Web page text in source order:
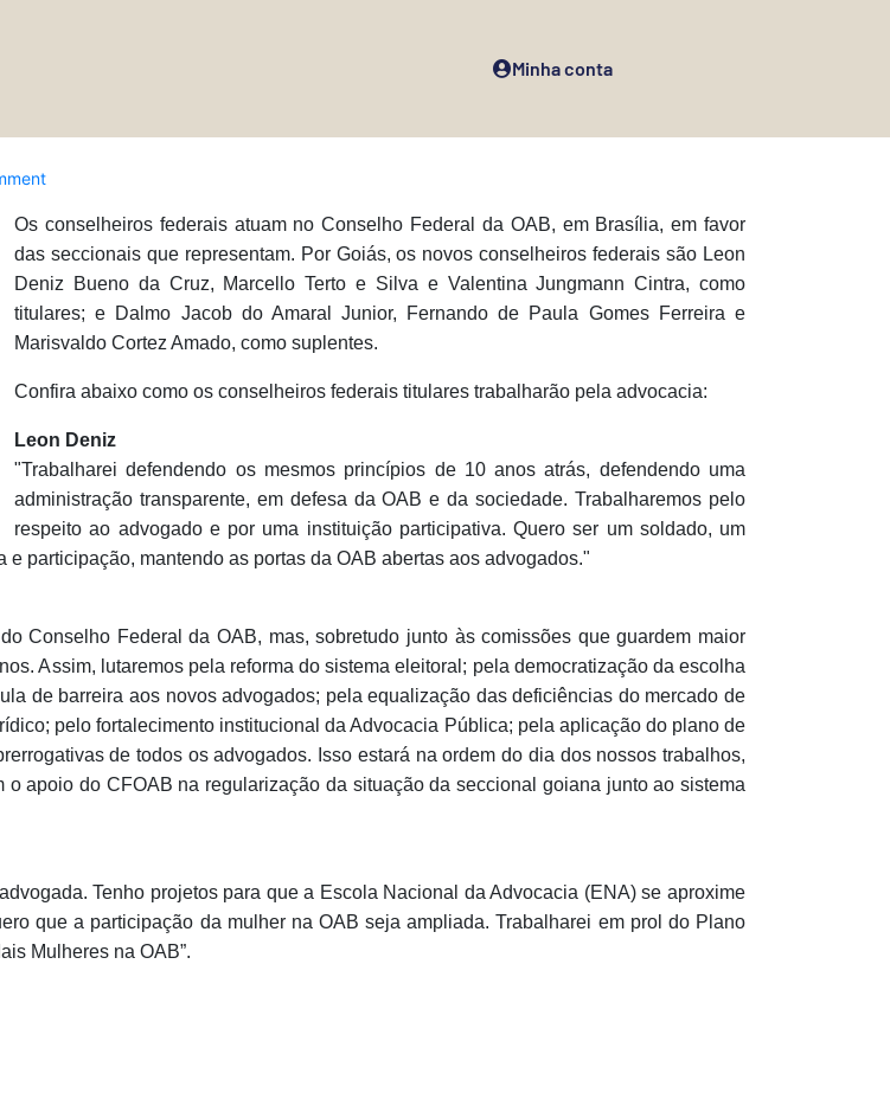
Minha conta
Os conselheiros federais atuam no Conselho Federal da OAB, em Brasília, em favor
das seccionais que representam. Por Goiás, os novos conselheiros federais são Leon
Deniz Bueno da Cruz, Marcello Terto e Silva e Valentina Jungmann Cintra, como
titulares; e Dalmo Jacob do Amaral Junior, Fernando de Paula Gomes Ferreira e
Marisvaldo Cortez Amado, como suplentes.
Confira abaixo como os conselheiros federais titulares trabalharão pela advocacia:
Leon Deniz
"Trabalharei defendendo os mesmos princípios de 10 anos atrás, defendendo uma
administração transparente, em defesa da OAB e da sociedade. Trabalharemos pelo
respeito ao advogado e por uma instituição participativa. Quero ser um soldado, um
participação, mantendo as portas da OAB abertas aos advogados."
Conselho Federal da OAB, mas, sobretudo junto às comissões que guardem maior
Assim, lutaremos pela reforma do sistema eleitoral; pela democratização da escolha
de barreira aos novos advogados; pela equalização das deficiências do mercado de
pelo fortalecimento institucional da Advocacia Pública; pela aplicação do plano de
de todos os advogados. Isso estará na ordem do dia dos nossos trabalhos,
apoio do CFOAB na regularização da situação da seccional goiana junto ao sistema
Tenho projetos para que a Escola Nacional da Advocacia (ENA) se aproxime
que a participação da mulher na OAB seja ampliada. Trabalharei em prol do Plano
Mulheres na OAB”.